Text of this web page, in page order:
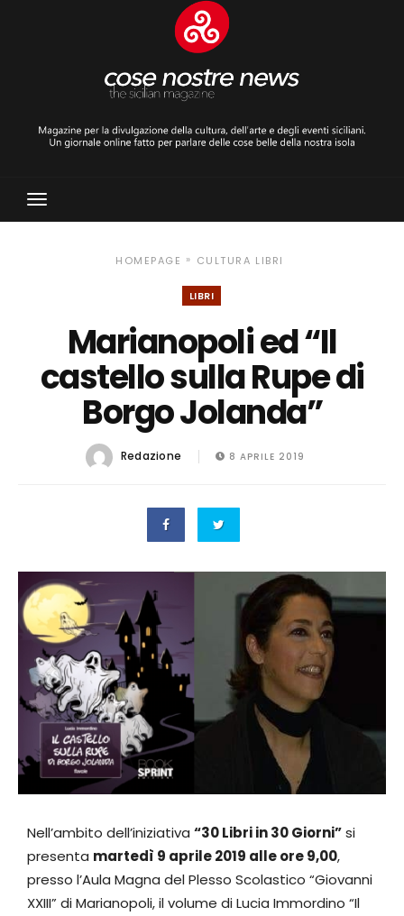
Toggle
Navigation
HOMEPAGE » CULTURA LIBRI
LIBRI
Marianopoli ed “Il
castello sulla Rupe di
Borgo Jolanda”
Redazione 8 APRILE 2019
Nell’ambito dell’iniziativa “30 Libri in 30 Giorni”si
presenta martedì 9 aprile 2019 alle ore 9,00,
presso l’Aula Magna del Plesso Scolastico “Giovanni
XXIII” di Marianopoli, il volume di Lucia Immordino “Il